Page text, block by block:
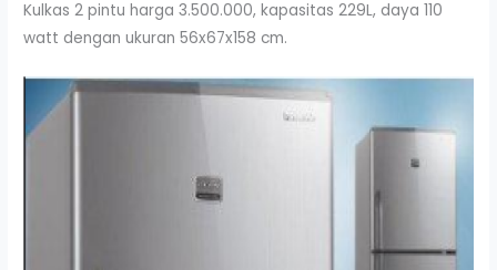
Kulkas 2 pintu harga 3.500.000, kapasitas 229L, daya 110
watt dengan ukuran 56x67x158 cm.